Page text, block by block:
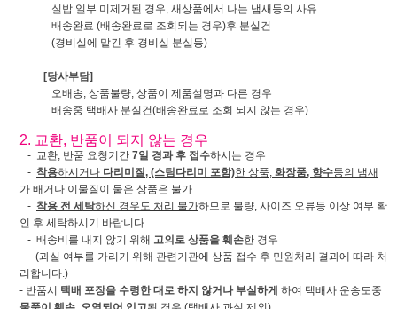
실밥 일부 미제거된 경우, 새상품에서 나는 냄새등의 사유
배송완료 (배송완료로 조회되는 경우)후 분실건
(경비실에 맡긴 후 경비실 분실등)
[당사부담]
오배송, 상품불량, 상품이 제품설명과 다른 경우
배송중 택배사 분실건(배송완료로 조회 되지 않는 경우)
2. 교환, 반품이 되지 않는 경우
- 교환, 반품 요청기간 7일 경과 후 접수하시는 경우
- 착용하시거나 다리미질, (스팀다리미 포함)한 상품, 화장품, 향수등의 냄새
가 배거나 이물질이 뭍은 상품은 불가
- 착용 전 세탁하신 경우도 처리 불가하므로 불량, 사이즈 오류등 이상 여부 확
인 후 세탁하시기 바랍니다.
- 배송비를 내지 않기 위해 고의로 상품을 훼손한 경우
(과실 여부를 가리기 위해 관련기관에 상품 접수 후 민원처리 결과에 따라 처
리합니다.)
- 반품시 택배 포장을 수령한 대로 하지 않거나 부실하게 하여 택배사 운송도중